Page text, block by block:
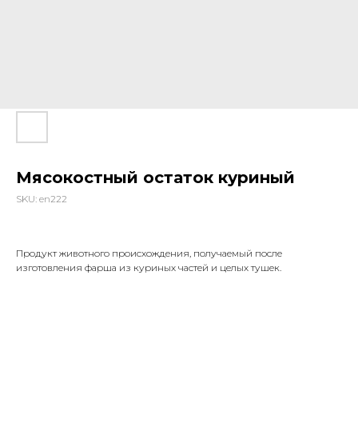
Мясокостный остаток куриный
SKU: en222
Продукт животного происхождения, получаемый после
изготовления фарша из куриных частей и целых тушек.